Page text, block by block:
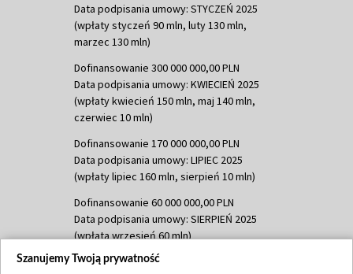
Data podpisania umowy: STYCZEŃ 2025
(wpłaty styczeń 90 mln, luty 130 mln,
marzec 130 mln)
Dofinansowanie 300 000 000,00 PLN
Data podpisania umowy: KWIECIEŃ 2025
(wpłaty kwiecień 150 mln, maj 140 mln,
czerwiec 10 mln)
Dofinansowanie 170 000 000,00 PLN
Data podpisania umowy: LIPIEC 2025
(wpłaty lipiec 160 mln, sierpień 10 mln)
Dofinansowanie 60 000 000,00 PLN
Data podpisania umowy: SIERPIEŃ 2025
(wpłata wrzesień 60 mln)
Dofinansowanie 635 783 051,21 PLN
Szanujemy Twoją prywatność